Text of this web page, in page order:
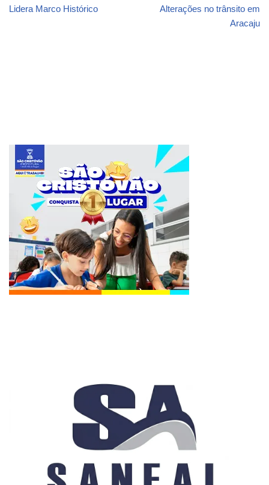
Lidera Marco Histórico
Alterações no trânsito em
Aracaju